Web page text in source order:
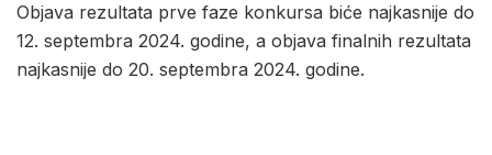
Objava rezultata prve faze konkursa biće najkasnije do
12. septembra 2024. godine, a objava finalnih rezultata
najkasnije do 20. septembra 2024. godine.